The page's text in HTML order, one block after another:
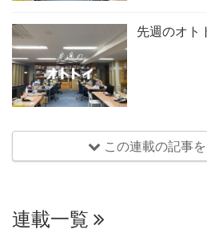
先週のオト
この連載の記事
連載一覧